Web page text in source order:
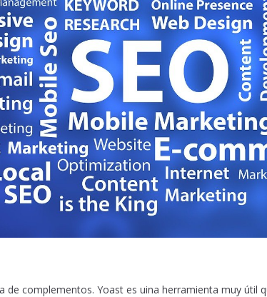
de complementos. Yoast es uina herramienta muy útil